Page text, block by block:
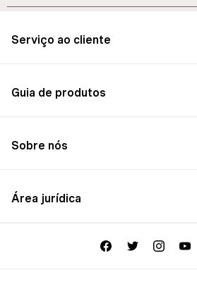
Serviço ao cliente
Guia de produtos
Sobre nós
Área jurídica